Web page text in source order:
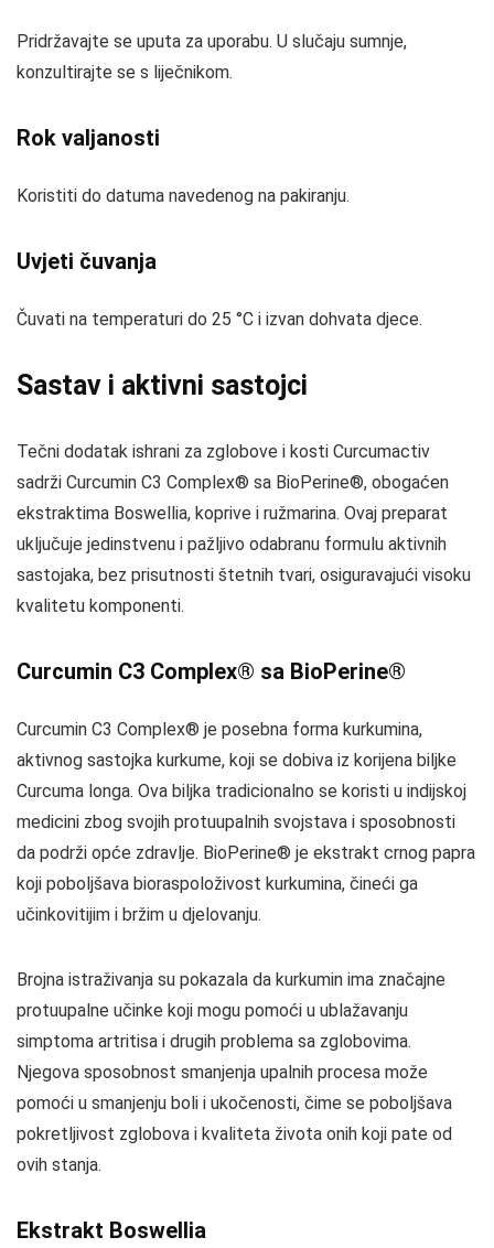
Pridržavajte se uputa za uporabu. U slučaju sumnje,
konzultirajte se s liječnikom.
Rok valjanosti
Koristiti do datuma navedenog na pakiranju.
Uvjeti čuvanja
Čuvati na temperaturi do 25 °C i izvan dohvata djece.
Sastav i aktivni sastojci
Tečni dodatak ishrani za zglobove i kosti Curcumactiv
sadrži Curcumin C3 Complex® sa BioPerine®, obogaćen
ekstraktima Boswellia, koprive i ružmarina. Ovaj preparat
uključuje jedinstvenu i pažljivo odabranu formulu aktivnih
sastojaka, bez prisutnosti štetnih tvari, osiguravajući visoku
kvalitetu komponenti.
Curcumin C3 Complex® sa BioPerine®
Curcumin C3 Complex® je posebna forma kurkumina,
aktivnog sastojka kurkume, koji se dobiva iz korijena biljke
Curcuma longa. Ova biljka tradicionalno se koristi u indijskoj
medicini zbog svojih protuupalnih svojstava i sposobnosti
da podrži opće zdravlje. BioPerine® je ekstrakt crnog papra
koji poboljšava bioraspoloživost kurkumina, čineći ga
učinkovitijim i bržim u djelovanju.
Brojna istraživanja su pokazala da kurkumin ima značajne
protuupalne učinke koji mogu pomoći u ublažavanju
simptoma artritisa i drugih problema sa zglobovima.
Njegova sposobnost smanjenja upalnih procesa može
pomoći u smanjenju boli i ukočenosti, čime se poboljšava
pokretljivost zglobova i kvaliteta života onih koji pate od
ovih stanja.
Ekstrakt Boswellia